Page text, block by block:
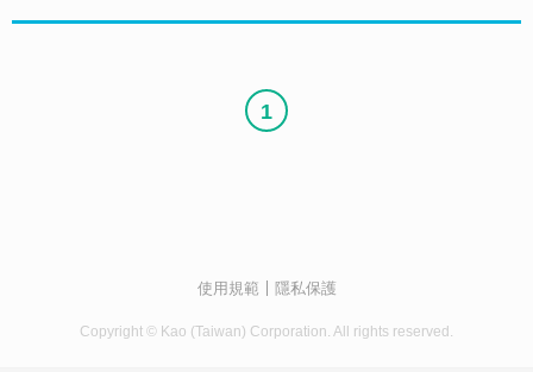
1
使用規範 隱私保護
Copyright © Kao (Taiwan) Corporation. All rights reserved.